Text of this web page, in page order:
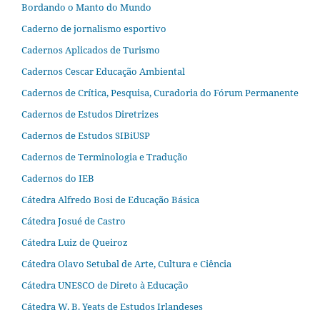
Bordando o Manto do Mundo
Caderno de jornalismo esportivo
Cadernos Aplicados de Turismo
Cadernos Cescar Educação Ambiental
Cadernos de Crítica, Pesquisa, Curadoria do Fórum Permanente
Cadernos de Estudos Diretrizes
Cadernos de Estudos SIBiUSP
Cadernos de Terminologia e Tradução
Cadernos do IEB
Cátedra Alfredo Bosi de Educação Básica
Cátedra Josué de Castro
Cátedra Luiz de Queiroz
Cátedra Olavo Setubal de Arte, Cultura e Ciência
Cátedra UNESCO de Direto à Educação
Cátedra W. B. Yeats de Estudos Irlandeses